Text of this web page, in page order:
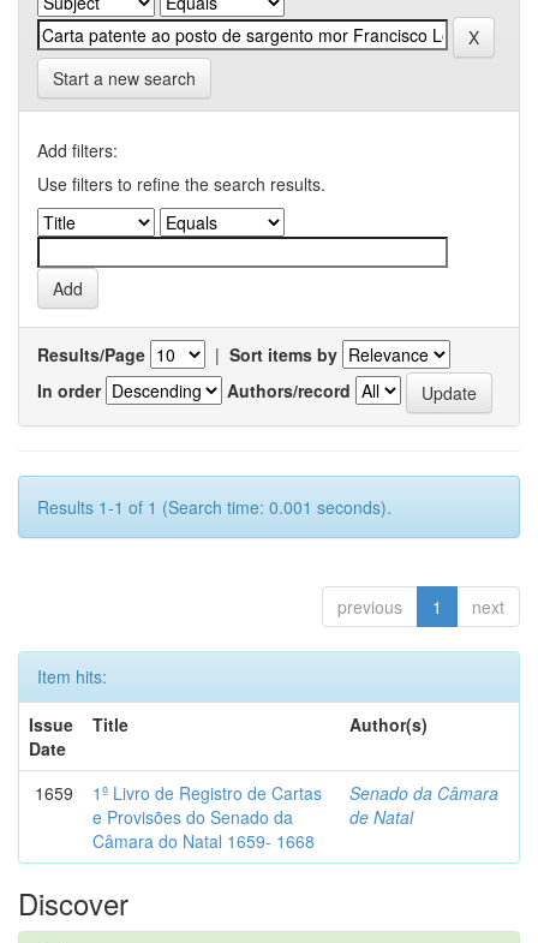
Start a new search
Add filters:
Use filters to refine the search results.
Results/Page | Sort items by
In order
Authors/record
Results 1-1 of 1 (Search time: 0.001 seconds).
previous 1 next
Item hits:
Issue
Date
Title Author(s)
1659
1º Livro de Registro de Cartas
e Provisões do Senado da
Câmara do Natal 1659- 1668
Senado da Câmara
de Natal
Discover